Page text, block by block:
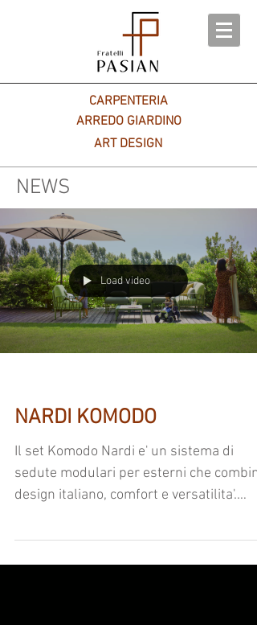
CARPENTERIA
ARREDO GIARDINO
ART DESIGN
NEWS
Load video
NARDI KOMODO
Il set Komodo Nardi e' un sistema di
sedute modulari per esterni che
design italiano, comfort e versatilita'.
di alta qualita', offre resistenza nel